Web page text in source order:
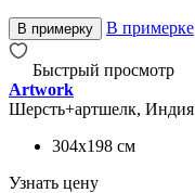
В примерку В примерке
Быстрый просмотр
Artwork
Шерсть+артшелк, Индия
304x198 см
Узнать цену